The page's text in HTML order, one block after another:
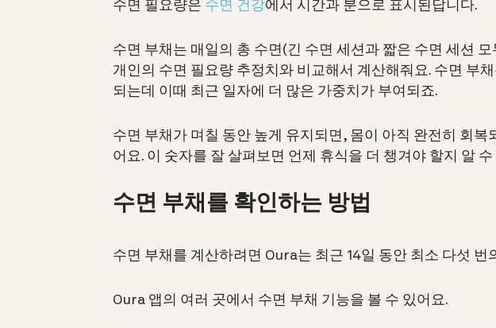
수면 필요량은 수면 건강에서 시간과 분으로 표시된답니다.
수면 부채는 매일의 총 수면(긴 수면 세션과 짧은 수면 세션
개인의 수면 필요량 추정치와 비교해서 계산해줘요. 수면 부
되는데 이때 최근 일자에 더 많은 가중치가 부여되죠.
수면 부채가 며칠 동안 높게 유지되면, 몸이 아직 완전히 회복
어요. 이 숫자를 잘 살펴보면 언제 휴식을 더 챙겨야 할지 알
수면 부채를 확인하는 방법
수면 부채를 계산하려면 Oura는 최근 14일 동안 최소 다섯 번
Oura 앱의 여러 곳에서 수면 부채 기능을 볼 수 있어요.